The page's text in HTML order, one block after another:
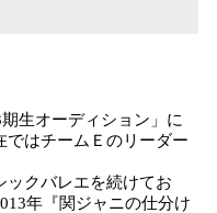
生オーディション」に
ではチームＥのリーダー
ックバレエを続けてお
年『関ジャニの仕分け